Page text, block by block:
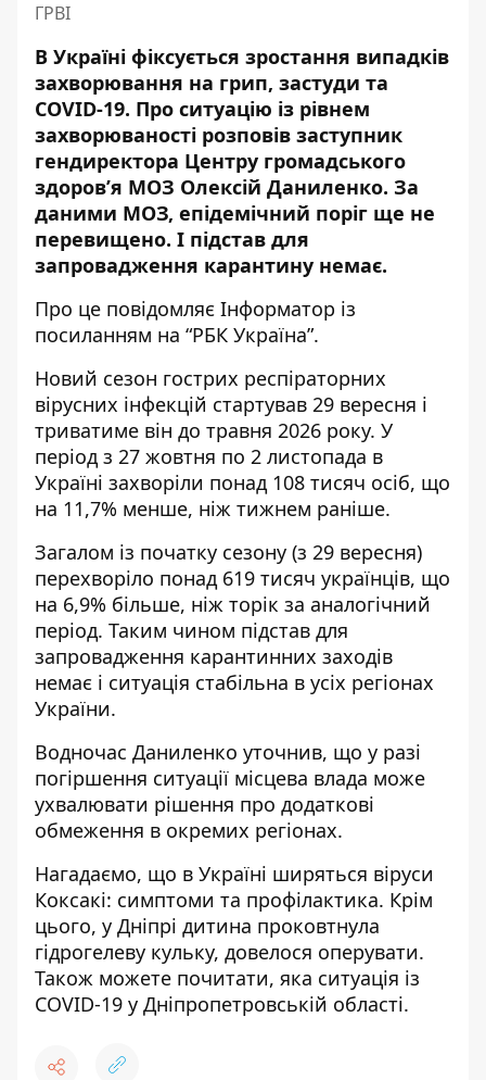
ГРВІ
В Україні фіксується зростання випадків
захворювання на грип, застуди та
COVID-19. Про ситуацію із рівнем
захворюваності розповів заступник
гендиректора Центру громадського
здоров’я МОЗ Олексій Даниленко. За
даними МОЗ, епідемічний поріг ще не
перевищено. І підстав для
запровадження карантину немає.
Про це повідомляє Інформатор із
посиланням на “РБК Україна”.
Новий сезон гострих респіраторних
вірусних інфекцій стартував 29 вересня і
триватиме він до травня 2026 року. У
період з 27 жовтня по 2 листопада в
Україні захворіли понад 108 тисяч осіб, що
на 11,7% менше, ніж тижнем раніше.
Загалом із початку сезону (з 29 вересня)
перехворіло понад 619 тисяч українців, що
на 6,9% більше, ніж торік за аналогічний
період. Таким чином підстав для
запровадження карантинних заходів
немає і ситуація стабільна в усіх регіонах
України.
Водночас Даниленко уточнив, що у разі
погіршення ситуації місцева влада може
ухвалювати рішення про додаткові
обмеження в окремих регіонах.
Нагадаємо, що в Україні ширяться віруси
Коксакі: симптоми та профілактика. Крім
цього, у Дніпрі дитина проковтнула
гідрогелеву кульку, довелося оперувати.
Також можете почитати, яка ситуація із
COVID-19 у Дніпропетровській області.